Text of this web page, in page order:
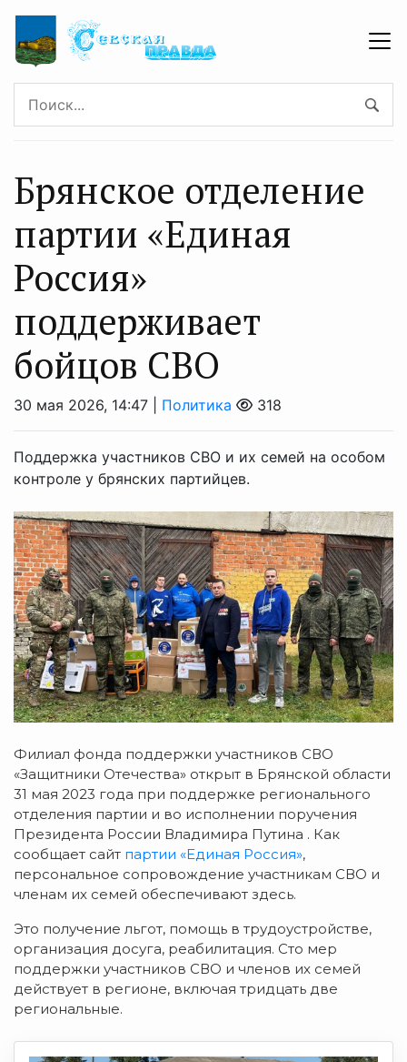
Брянское отделение
партии «Единая
Россия»
поддерживает
бойцов СВО
30 мая 2026, 14:47 | Политика 318
Поддержка участников СВО и их семей на особом
контроле у брянских партийцев.
Филиал фонда поддержки участников СВО
«Защитники Отечества» открыт в Брянской области
31 мая 2023 года при поддержке регионального
отделения партии и во исполнении поручения
Президента России Владимира Путина . Как
сообщает сайт партии «Единая Россия»,
персональное сопровождение участникам СВО и
членам их семей обеспечивают здесь.
Это получение льгот, помощь в трудоустройстве,
организация досуга, реабилитация. Сто мер
поддержки участников СВО и членов их семей
действует в регионе, включая тридцать две
региональные.